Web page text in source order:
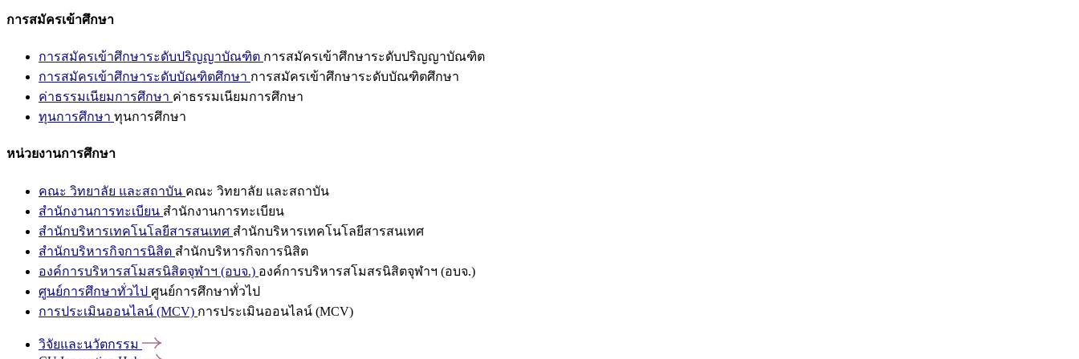
การสมัครเข้าศึกษา
การสมัครเข้าศึกษาระดับปริญญาบัณฑิต การสมัครเข้าศึกษาระดับปริญญาบัณฑิต
การสมัครเข้าศึกษาระดับบัณฑิตศึกษา การสมัครเข้าศึกษาระดับบัณฑิตศึกษา
ค่าธรรมเนียมการศึกษา ค่าธรรมเนียมการศึกษา
ทุนการศึกษา ทุนการศึกษา
หน่วยงานการศึกษา
คณะ วิทยาลัย และสถาบัน คณะ วิทยาลัย และสถาบัน
สำนักงานการทะเบียน สำนักงานการทะเบียน
สำนักบริหารเทคโนโลยีสารสนเทศ สำนักบริหารเทคโนโลยีสารสนเทศ
สำนักบริหารกิจการนิสิต สำนักบริหารกิจการนิสิต
องค์การบริหารสโมสรนิสิตจุฬาฯ (อบจ.) องค์การบริหารสโมสรนิสิตจุฬาฯ (อบจ.)
ศูนย์การศึกษาทั่วไป ศูนย์การศึกษาทั่วไป
การประเมินออนไลน์ (MCV) การประเมินออนไลน์ (MCV)
วิจัยและนวัตกรรม